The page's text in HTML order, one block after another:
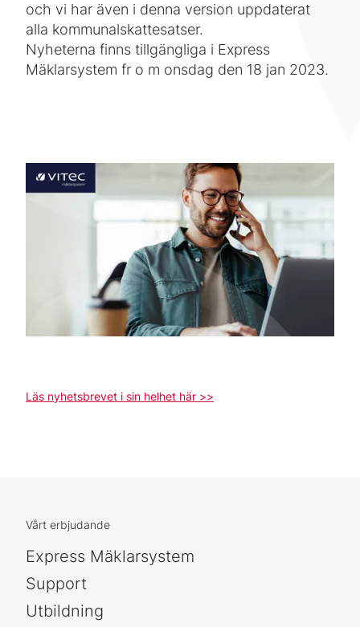
och vi har även i denna version uppdaterat
alla kommunalskattesatser.
Nyheterna finns tillgängliga i Express
Mäklarsystem fr o m onsdag den 18 jan 2023.
Läs nyhetsbrevet i sin helhet här >>
Vårt erbjudande
Express Mäklarsystem
Support
Utbildning